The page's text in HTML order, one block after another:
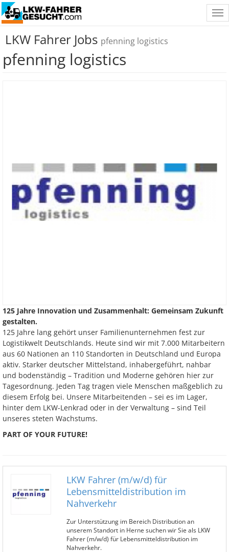
LKW Fahrer Jobs pfenning logistics
pfenning logistics
125 Jahre Innovation und Zusammenhalt: Gemeinsam Zukunft
gestalten.
125 Jahre lang gehört unser Familienunternehmen fest zur
Logistikwelt Deutschlands. Heute sind wir mit 7.000 Mitarbeitern
aus 60 Nationen an 110 Standorten in Deutschland und Europa
aktiv. Starker deutscher Mittelstand, inhabergeführt, nahbar
und bodenständig – Tradition und Moderne gehören hier zur
Tagesordnung. Jeden Tag tragen viele Menschen maßgeblich zu
diesem Erfolg bei. Unsere Mitarbeitenden – sei es im Lager,
hinter dem LKW-Lenkrad oder in der Verwaltung – sind Teil
unseres steten Wachstums.
PART OF YOUR FUTURE!
LKW Fahrer (m/w/d) für
Lebensmitteldistribution im
Nahverkehr
Zur Unterstützung im Bereich Distribution an
unserem Standort in Herne suchen wir Sie als LKW
Fahrer (m/w/d) für Lebensmitteldistribution im
Nahverkehr.